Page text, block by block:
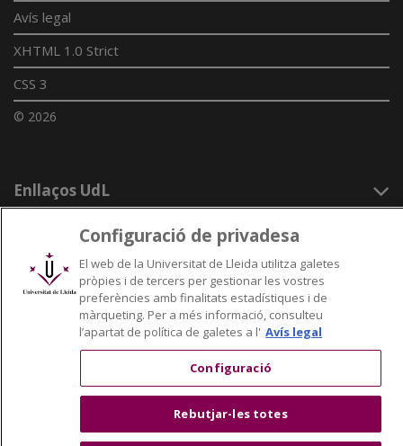
Avís legal
XHTML 1.0 Strict
CSS 3
© 2026
Enllaços UdL
Xarxes universitàries
Configuració de privadesa
El web de la Universitat de Lleida utilitza galetes
pròpies i de tercers per gestionar les vostres
preferències amb finalitats estadístiques i de
màrqueting. Per a més informació, consulteu
l’apartat de política de galetes a l' Avís legal
Configuració
Rebutjar-les totes